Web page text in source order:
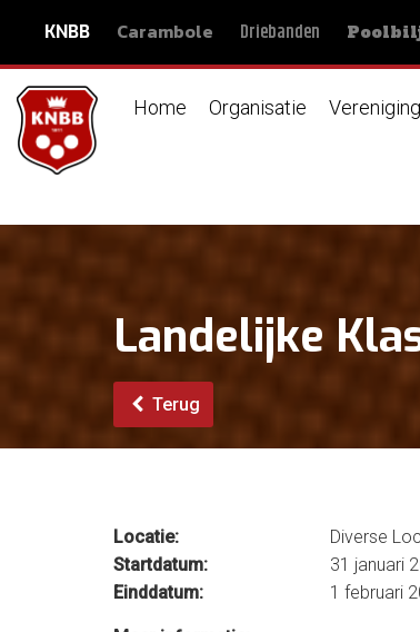
KNBB Carambole Driebanden
Home Organisatie
Landelijke
Terug
Locatie:
Diverse
Startdatum:
31 januari
Einddatum:
1 februari